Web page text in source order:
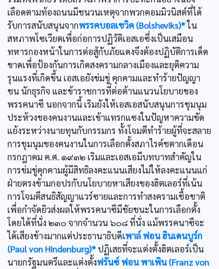
เลือดตามท้องถนนมีชนวนเหตุจากพวกคอมมิวนิสต์ที่ได้
รับการสนับสนุนจากพรรคบอลเชวิค (Bolsheviks)*ใน
สหภาพโซเวียตเพื่อก่อการปฏิวัติเอสเอซึ่งเป็นเสมือน
ทหารกองหน้าในการต่อสู้กับภัยแดงจึงต้องปฏิบัติการเด็ด
ขาดเพื่อป้องกันการเกิดสงครามกลางเมืองและยุติความ
รุนแรงที่เกิดขึ้น เอสเอยังข่มขู่ คุกคามและทำร้ายปัญญา
ชน นักธุรกิจ และข้าราชการที่ต่อต้านแนวนโยบายของ
พรรคนาซี นอกจากนี้ เริมยังให้เอสเอสนับสนุนการชุมนุม
ประห้วงของคนงานและเข้าแทรกแซงในปัญหาความขัด
แย้งระหว่างนายทุนกับกรรมกร ทั้งโจมตีทำร้ายผู้ที่จะสลาย
การชุมนุมของคนงานในการเลือกตั้งสภาไรค์ชตากเดือน
กรกฎาคม ค.ศ. ๑๙๓๒ เริมและเอสเอมีบทบาทสำคัญใน
การข่มขู่คุกคามผู้มีสิทธิลงคะแนนเสียงไม่ให้ลงคะแนนแก่
ฝ่ายตรงข้ามกอปรกับนโยบายหาเสียงของฮิตเลอร์ที่เน้น
การโจมตีสนธิสัญญาแวร์ซายและการทำสงครามเชื้อชาติ
เพื่อกำจัดยิวส่งผลให้พรรคนาซีมีชัยชนะในการเลือกตั้ง
โดยได้ที่นั่ง ๒๓๐ จากจำนวน ๖๐๘ ที่นั่ง แม้พรรคนาซีจะ
ได้เสียงข้างมากแต่ประธานาธิบดีเพาล์ ฟอน ฮินเดนบูร์ก
(Paul von Hindenburg)* ปฏิเสธที่จะแต่งตั้งฮิตเลอร์เป็น
นายกรัฐมนตรีและแต่งตั้งฟรันซ์ ฟอน พาเพิน (Franz von